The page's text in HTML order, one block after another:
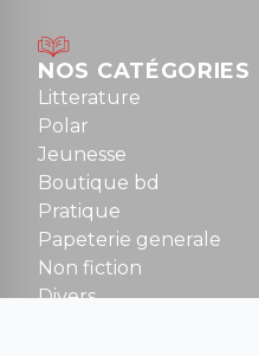
Mardi au samedi : 10h à
Dimanche : 10h30 à
Tel : 01 48 89 13 88
NOUS CONTACTER
contact@la-griffe-
NOS CATÉGORIES
Litterature
Polar
Jeunesse
Boutique bd
Pratique
Papeterie generale
Non fiction
Divers